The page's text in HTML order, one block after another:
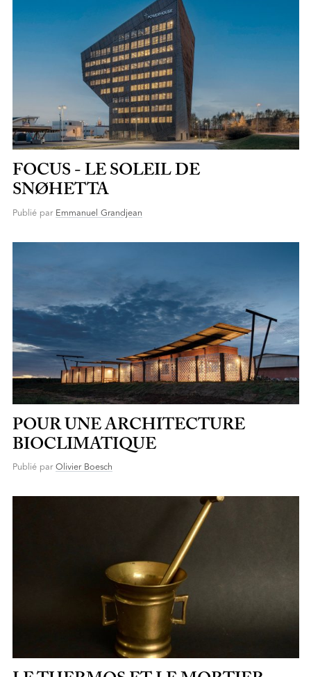
FOCUS - LE SOLEIL DE
SNØHETTA
Publié par Emmanuel Grandjean
POUR UNE ARCHITECTURE
BIOCLIMATIQUE
Publié par Olivier Boesch